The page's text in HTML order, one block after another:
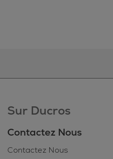
Sur Ducros
Contactez Nous
Contactez Nous